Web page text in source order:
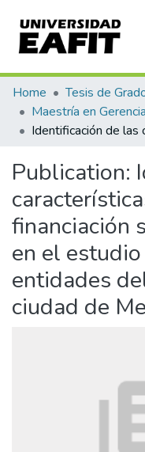
Communities &
All of DSpace
Home Tesis de
Publication:
financiación
en el
entidades
ciudad de